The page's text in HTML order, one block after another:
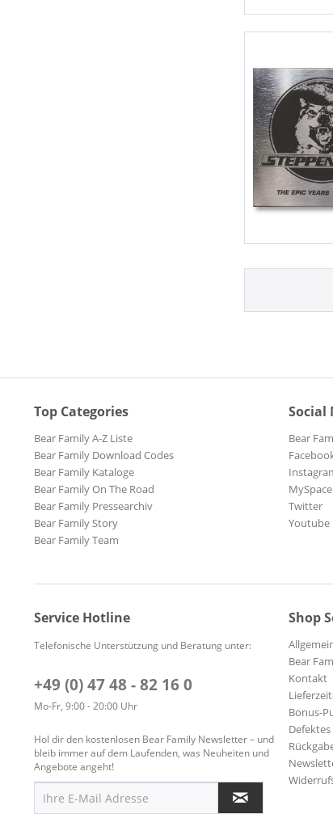
Top Categories
Bear Family A-Z Liste
Bear Family Download Codes
Bear Family Kataloge
Bear Family On The Road
Bear Family Pressearchiv
Bear Family Story
Bear Family Team
Social
Bear
MySpace
Twitter
Youtube
Service Hotline
Telefonische Unterstützung und Beratung unter:
+49 (0) 47 48 - 82 16 0
Mo-Fr, 9:00 - 20:00 Uhr
Hol dir den kostenlosen Bear Family Newsletter – und
bleib immer auf dem Laufenden, was Neuheiten und
Angebote angeht!
Shop
Bear
Kontakt
Bonus-